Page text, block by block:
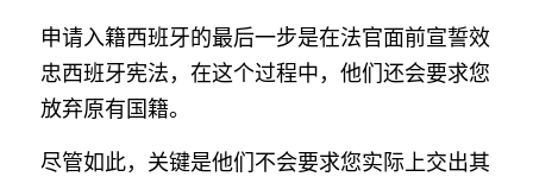
申请入籍西班牙的最后一步是在法官面前宣誓效
忠西班牙宪法，在这个过程中，他们还会要求您
放弃原有国籍。
尽管如此，关键是他们不会要求您实际上交出其